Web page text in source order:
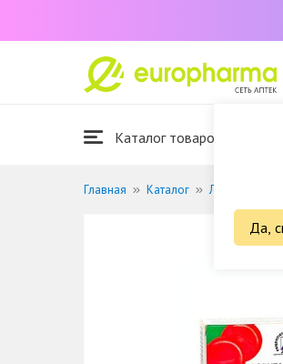
Да,
Каталог товаров
Главная Каталог